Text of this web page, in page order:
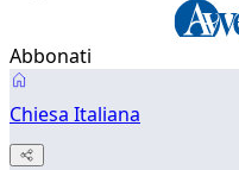
Abbonati
Chiesa Italiana